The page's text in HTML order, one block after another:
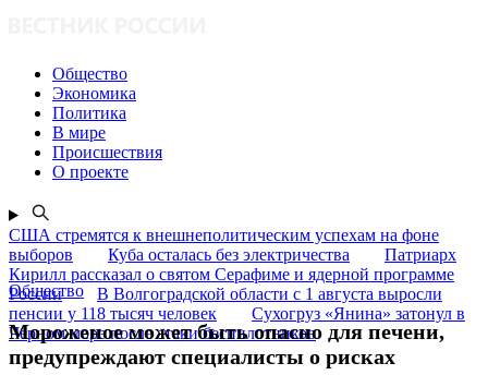
Общество
Экономика
Политика
В мире
Происшествия
О проекте
США стремятся к внешнеполитическим успехам на фоне
выборов
Куба осталась без электричества
Патриарх
Кирилл рассказал о святом Серафиме и ядерной программе
России
В Волгоградской области с 1 августа выросли
пенсии у 118 тысяч человек
Сухогруз «Янина» затонул в
Чёрном море после атаки беспилотников
Общество
Мороженое может быть опасно для печени,
предупреждают специалисты о рисках